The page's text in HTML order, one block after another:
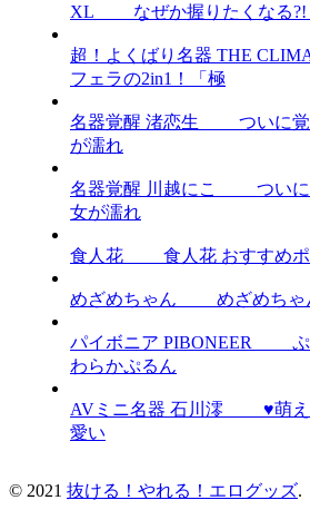
XL なぜか握りたくなる?!
超！よくばり名器 THE
フェラの2in1！「極
名器覚醒 渚恋生 ついに覚
が濡れ
名器覚醒 川越にこ ついに
女が濡れ
食人花 食人花 おすすめポ
めざめちゃん めざめちゃ
パイボニア PIBONEER ぷ
わらかぷるん
AVミニ名器 石川澪 ♥萌え
愛い
© 2021 抜ける！やれる！エログッズ.